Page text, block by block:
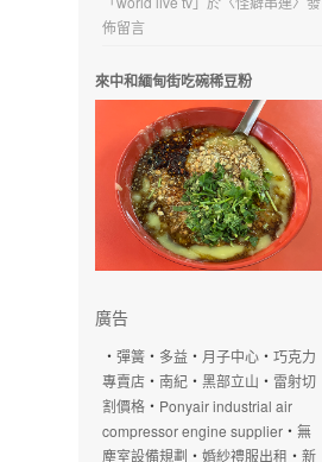
佈留言
來中和緬甸街吃碗稀豆粉
廣告
‧彈簧 ‧ 多益 ‧ 月子中心 ‧巧克力
專賣店 ‧南紀 ‧黑部立山 ‧ 雷射切
割價格 ‧ Ponyair industrial air
compressor engine supplier ‧無
塵室設備規劃 ‧婚紗禮服出租 ‧新